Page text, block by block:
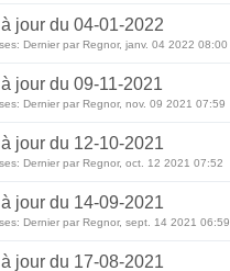
jour du 04-01-2022
Dernier par Regnor, janv. 04 2022 08:00
jour du 09-11-2021
Dernier par Regnor, nov. 09 2021 07:59
jour du 12-10-2021
Dernier par Regnor, oct. 12 2021 07:52
jour du 14-09-2021
Dernier par Regnor, sept. 14 2021 06:59
jour du 17-08-2021